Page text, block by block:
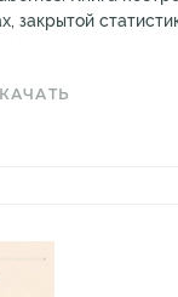
закрытой